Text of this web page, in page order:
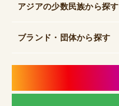
アジアの少数民族から探す
ブランド・団体から探す